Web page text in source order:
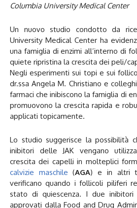
Columbia University Medical Center
Un nuovo studio condotto da
University Medical Center ha
una famiglia di enzimi all’interno di
quiete ripristina la crescita dei peli/
Negli esperimenti sui topi e sui
dr.ssa Angela M. Christiano e
farmaci che inibiscono la famiglia di
promuovono la crescita rapida e
applicati topicamente.
Lo studio suggerisce la possibilità
inibitori delle JAK vengano
crescita dei capelli in molteplici
calvizie maschile (AGA) e in altri
verificano quando i follicoli piliferi
stato di quiescenza. I due
approvati dalla Food and Drug